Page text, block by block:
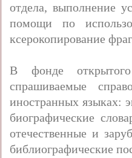
отдела, выполнение
помощи по
ксерокопирование
В фонде открытого
спрашиваемые
иностранных языках:
биографические
отечественные и
библиографические